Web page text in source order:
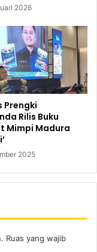
2026
Prengki
Rilis Buku
Mimpi Madura
2025
Ruas yang wajib